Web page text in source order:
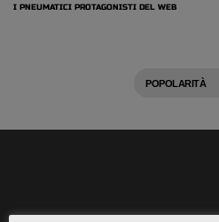
I PNEUMATICI PROTAGONISTI DEL WEB